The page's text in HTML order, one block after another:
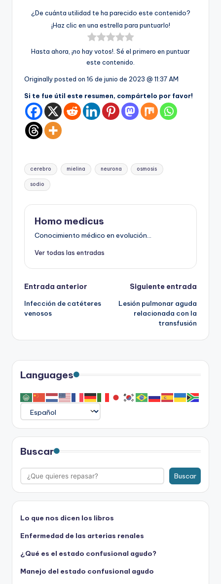
¿De cuánta utilidad te ha parecido este contenido?
¡Haz clic en una estrella para puntuarlo!
Hasta ahora, ¡no hay votos!. Sé el primero en puntuar
este contenido.
Originally posted on 16 de junio de 2023 @ 11:37 AM
Si te fue útil este resumen, compártelo por favor!
Etiquetas:
cerebro mielina neurona osmosis
sodio
Homo medicus
Conocimiento médico en evolución...
Ver todas las entradas
Navegación
de
Entrada anterior
Infección de catéteres
venosos
Siguiente entrada
Lesión pulmonar aguda
relacionada con la
transfusión
Languages
Buscar
Buscar
Lo que nos dicen los libros
Enfermedad de las arterias renales
¿Qué es el estado confusional agudo?
Manejo del estado confusional agudo